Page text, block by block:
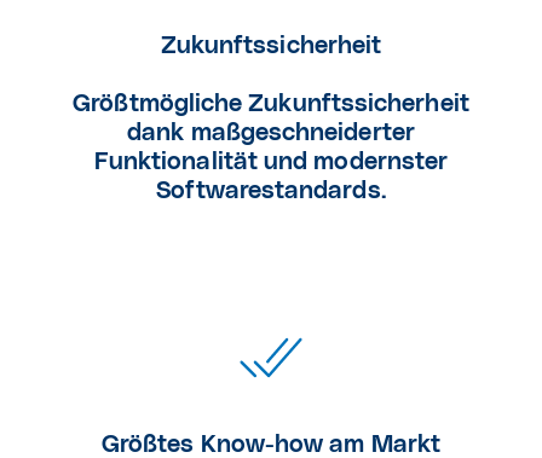
Zukunftssicherheit
Größtmögliche Zukunftssicherheit
dank maßgeschneiderter
Funktionalität und modernster
Softwarestandards.
Größtes Know-how am Markt